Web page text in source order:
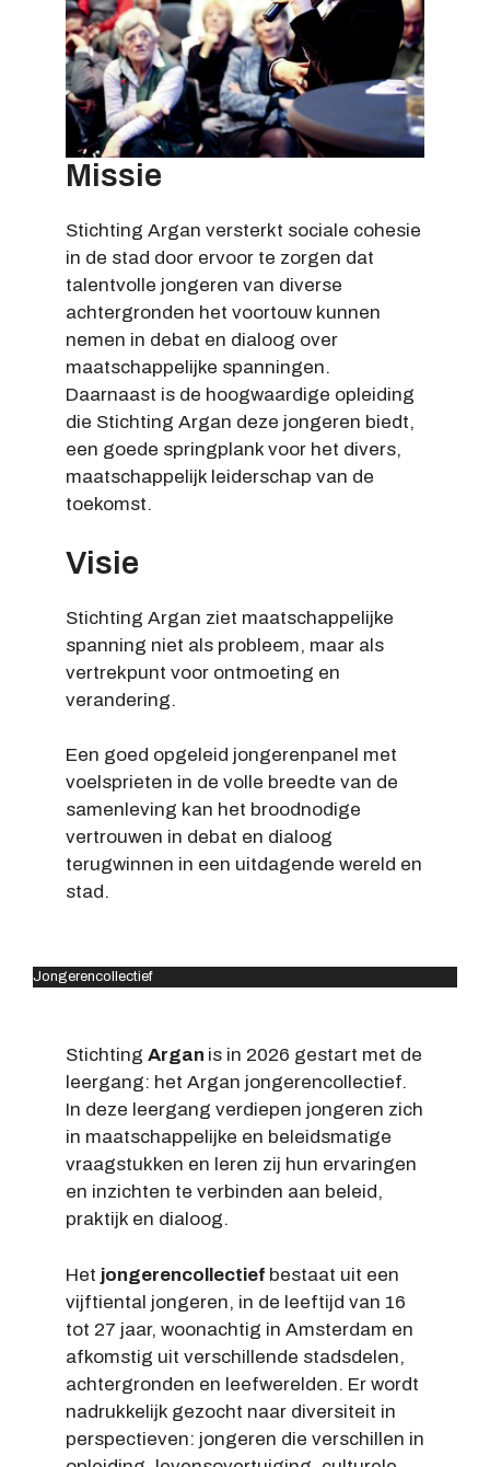
Missie
Stichting Argan versterkt sociale cohesie
in de stad door ervoor te zorgen dat
talentvolle jongeren van diverse
achtergronden het voortouw kunnen
nemen in debat en dialoog over
maatschappelijke spanningen.
Daarnaast is de hoogwaardige opleiding
die Stichting Argan deze jongeren biedt,
een goede springplank voor het divers,
maatschappelijk leiderschap van de
toekomst.
Visie
Stichting Argan ziet maatschappelijke
spanning niet als probleem, maar als
vertrekpunt voor ontmoeting en
verandering.
Een goed opgeleid jongerenpanel met
voelsprieten in de volle breedte van de
samenleving kan het broodnodige
vertrouwen in debat en dialoog
terugwinnen in een uitdagende wereld en
stad.
Jongerencollectief
Stichting Argan is in 2026 gestart met de
leergang: het Argan jongerencollectief.
In deze leergang verdiepen jongeren zich
in maatschappelijke en beleidsmatige
vraagstukken en leren zij hun ervaringen
en inzichten te verbinden aan beleid,
praktijk en dialoog.
Het jongerencollectief bestaat uit een
vijftiental jongeren, in de leeftijd van 16
tot 27 jaar, woonachtig in Amsterdam en
afkomstig uit verschillende stadsdelen,
achtergronden en leefwerelden. Er wordt
nadrukkelijk gezocht naar diversiteit in
perspectieven: jongeren die verschillen in